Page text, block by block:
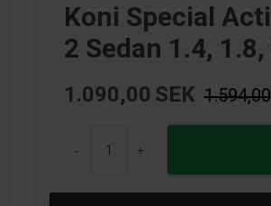
Koni Special
2 Sedan 1.4,
1.090,00 SEK 1.594,00
- +